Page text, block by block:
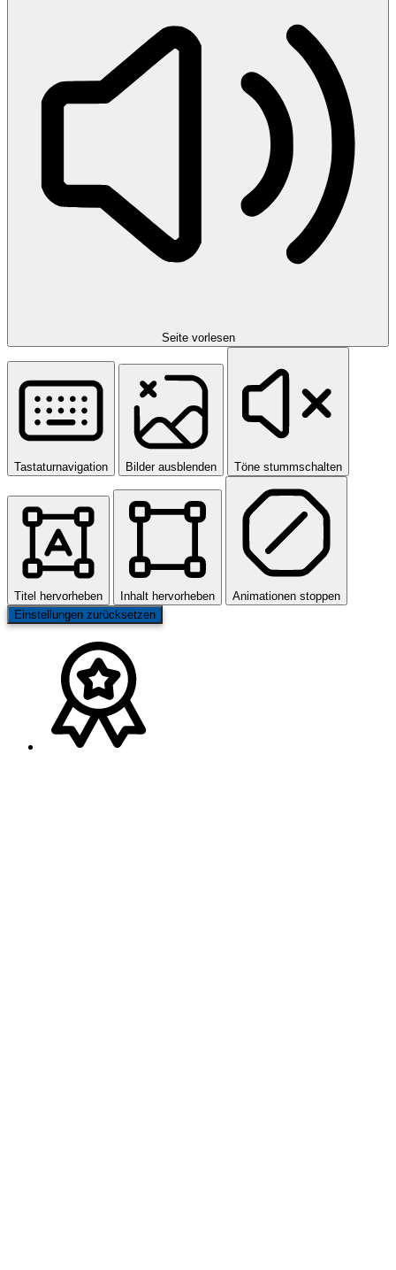
Seite vorlesen
Tastaturnavigation Bilder ausblenden Töne stummschalten
Titel hervorheben Inhalt hervorheben
Animationen stoppen
Einstellungen zurücksetzen